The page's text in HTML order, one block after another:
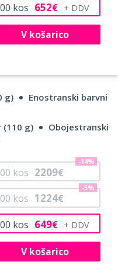
kos 652€
V košarico
g)
Enostranski barvni
(110 g)
Obojestranski
kos 649€
kos 1224€
-5%
kos 2209€
-14%
V košarico